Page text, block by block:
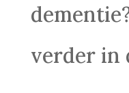
verder in